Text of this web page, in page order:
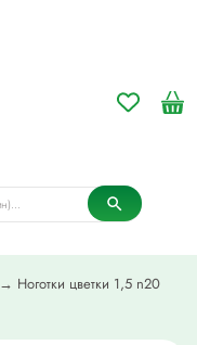
→ Ноготки цветки 1,5 n20